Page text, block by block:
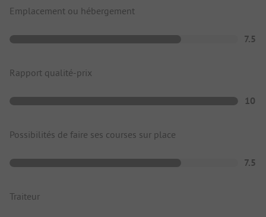
Emplacement ou hébergement
7.5
Rapport qualité-prix
10
Possibilités de faire ses courses sur place
7.5
Traiteur